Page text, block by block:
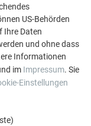
US-Behörden
Ihre Daten
und ohne dass
Informationen
im Impressum. Sie
Einstellungen